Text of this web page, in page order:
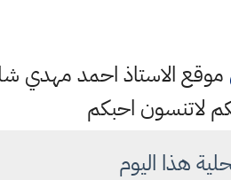
موقع الاستاذ احمد مهدي
لاتنسون احبكم
هذا اليوم